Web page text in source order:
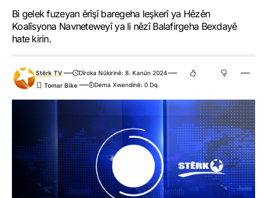
Bi gelek fuzeyan êrîşî baregeha leşkerî ya Hêzên
Koalîsyona Navneteweyî ya li nêzî Balafirgeha Bexdayê
hate kirin.
Stêrk TV
Dîroka Nûkirinê: 8. Kanûn 2024
Dema Xwendinê: 0 Dq.